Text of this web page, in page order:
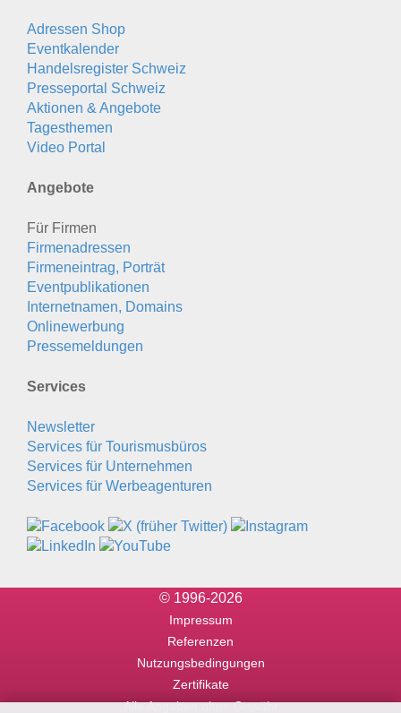
Adressen Shop
Eventkalender
Handelsregister Schweiz
Presseportal Schweiz
Aktionen & Angebote
Tagesthemen
Video Portal
Angebote
Für Firmen
Firmenadressen
Firmeneintrag, Porträt
Eventpublikationen
Internetnamen, Domains
Onlinewerbung
Pressemeldungen
Services
Newsletter
Services für Tourismusbüros
Services für Unternehmen
Services für Werbeagenturen
© 1996-2026
Impressum
Referenzen
Nutzungsbedingungen
Zertifikate
Alle Angaben ohne Gewähr